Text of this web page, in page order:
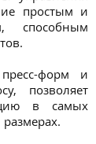
простым и
способным
форм и
позволяет
в самых